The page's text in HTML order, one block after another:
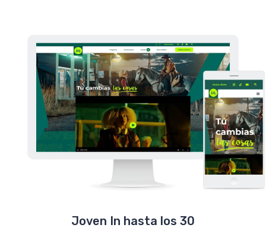
Joven In hasta los 30